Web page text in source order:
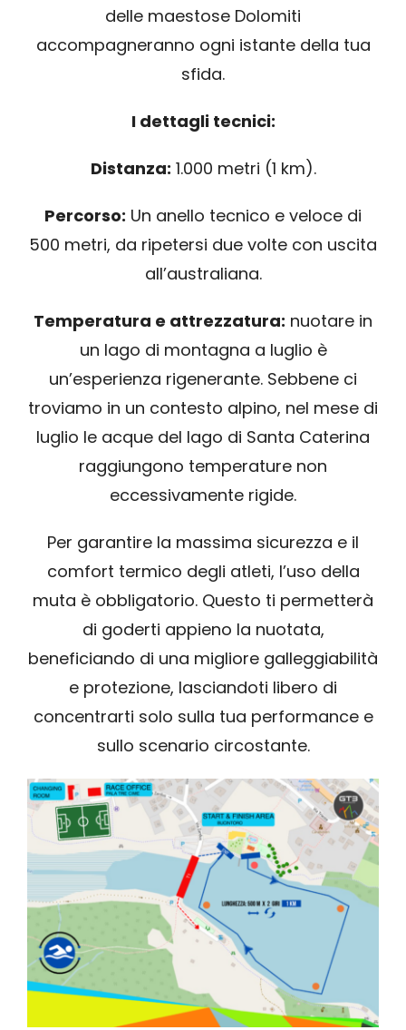
delle maestose Dolomiti
accompagneranno ogni istante della tua
sfida.
I dettagli tecnici:
Distanza: 1.000 metri (1 km).
Percorso: Un anello tecnico e veloce di
500 metri, da ripetersi due volte con uscita
all’australiana.
Temperatura e attrezzatura: nuotare in
un lago di montagna a luglio è
un’esperienza rigenerante. Sebbene ci
troviamo in un contesto alpino, nel mese di
luglio le acque del lago di Santa Caterina
raggiungono temperature non
eccessivamente rigide.
Per garantire la massima sicurezza e il
comfort termico degli atleti, l’uso della
muta è obbligatorio. Questo ti permetterà
di goderti appieno la nuotata,
beneficiando di una migliore galleggiabilità
e protezione, lasciandoti libero di
concentrarti solo sulla tua performance e
sullo scenario circostante.